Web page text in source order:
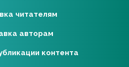
читателям
авторам
контента